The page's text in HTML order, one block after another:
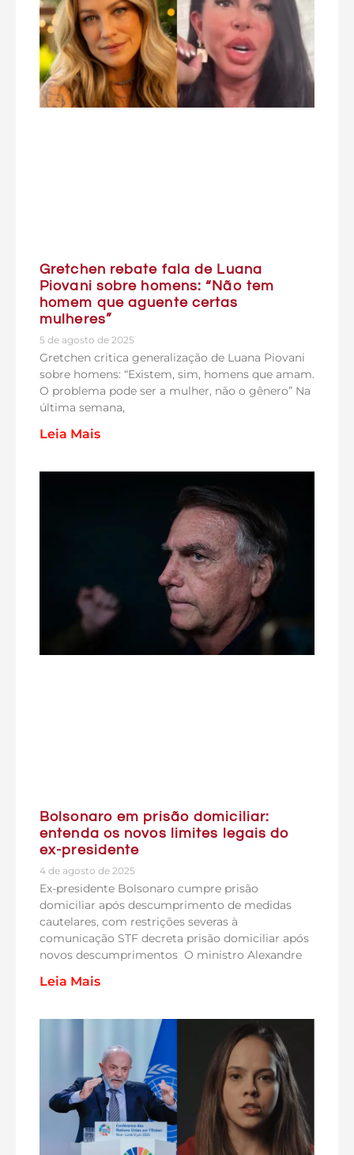
Gretchen rebate fala de Luana
Piovani sobre homens: “Não tem
homem que aguente certas
mulheres”
5 de agosto de 2025
Gretchen critica generalização de Luana Piovani
sobre homens: “Existem, sim, homens que amam.
O problema pode ser a mulher, não o gênero” Na
última semana,
Leia Mais
Bolsonaro em prisão domiciliar:
entenda os novos limites legais do
ex-presidente
4 de agosto de 2025
Ex-presidente Bolsonaro cumpre prisão
domiciliar após descumprimento de medidas
cautelares, com restrições severas à
comunicação STF decreta prisão domiciliar após
novos descumprimentos O ministro Alexandre
Leia Mais